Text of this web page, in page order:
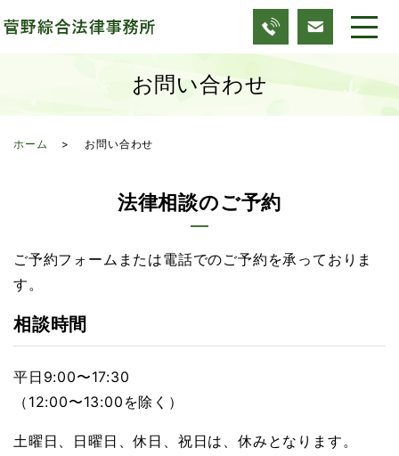
お問い合わせ
ホーム お問い合わせ
法律相談のご予約
ご予約フォームまたは電話でのご予約を承っておりま
す。
相談時間
平日9:00〜17:30
（12:00〜13:00を除く）
土曜日、日曜日、休日、祝日は、休みとなります。